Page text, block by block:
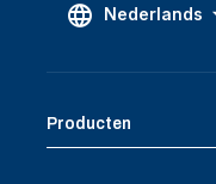
Nederlands
Producten